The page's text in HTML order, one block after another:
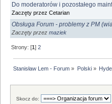
Do moderatorów i pozostałego
Zaczęty przez Cetarian
Obsługa Forum - problemy z PM
Zaczęty przez maziek
Strony: [1]2
Stanisław Lem - Forum » Polski»
Skocz do: